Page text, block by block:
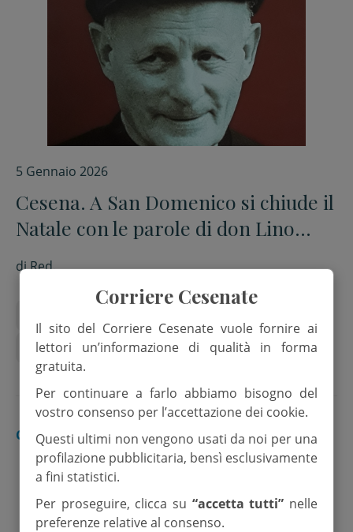
5 Gennaio 2026
Cesena. A San Domenico si chiude il
Natale con le parole di don Lino
Mancini
diRed.
Natale San Domenico Cesena
CESENA
Corriere Cesenate
Il sito del Corriere Cesenate vuole fornire ai
lettori un’informazione di qualità in forma
gratuita.
Per continuare a farlo abbiamo bisogno del
vostro consenso per l’accettazione dei cookie.
Questi ultimi non vengono usati da noi per una
profilazione pubblicitaria, bensì esclusivamente
a fini statistici.
Per proseguire, clicca su “accetta tutti” nelle
preferenze relative al consenso.